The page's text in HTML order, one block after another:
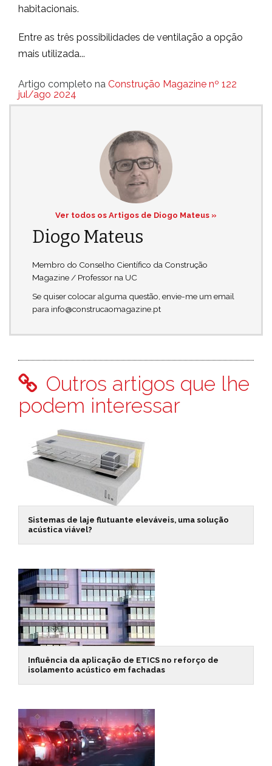
habitacionais.
Entre as três possibilidades de ventilação a opção
mais utilizada...
Artigo completo na Construção Magazine nº 122
jul/ago 2024
Ver todos os Artigos de Diogo Mateus »
Diogo Mateus
Membro do Conselho Científico da Construção
Magazine / Professor na UC
Se quiser colocar alguma questão, envie-me um email
para info@construcaomagazine.pt
Outros artigos que lhe
podem interessar
Sistemas de laje flutuante eleváveis, uma solução
acústica viável?
Influência da aplicação de ETICS no reforço de
isolamento acústico em fachadas